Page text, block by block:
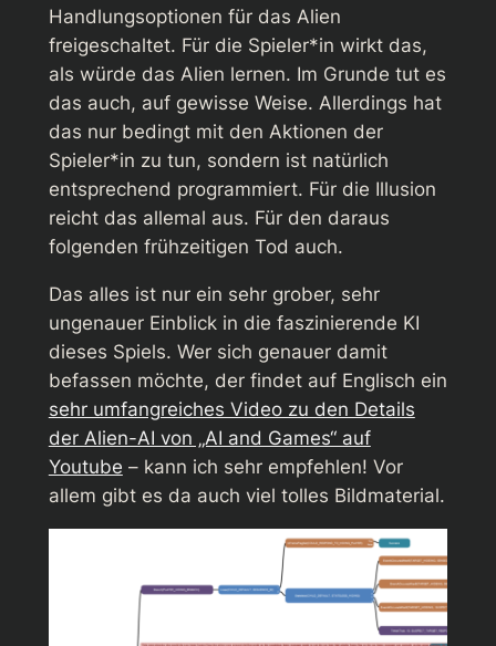
Handlungsoptionen für das Alien
freigeschaltet. Für die Spieler*in wirkt das,
als würde das Alien lernen. Im Grunde tut es
das auch, auf gewisse Weise. Allerdings hat
das nur bedingt mit den Aktionen der
Spieler*in zu tun, sondern ist natürlich
entsprechend programmiert. Für die Illusion
reicht das allemal aus. Für den daraus
folgenden frühzeitigen Tod auch.
Das alles ist nur ein sehr grober, sehr
ungenauer Einblick in die faszinierende KI
dieses Spiels. Wer sich genauer damit
befassen möchte, der findet auf Englisch ein
sehr umfangreiches Video zu den Details
der Alien-AI von „AI and Games“ auf
Youtube – kann ich sehr empfehlen! Vor
allem gibt es da auch viel tolles Bildmaterial.